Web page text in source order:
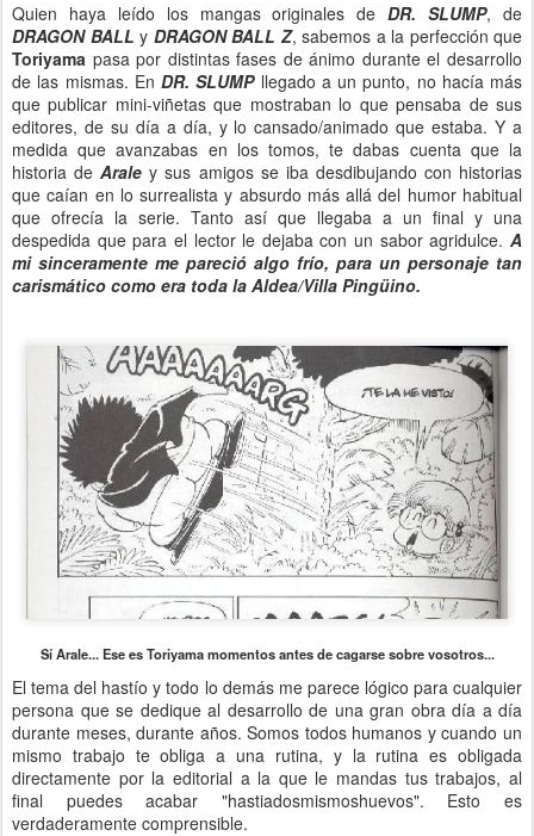
Quien haya leído los mangas originales deDR. SLUMP, de
DRAGON BALL y DRAGON BALL Z, sabemos a la perfección que
Toriyama pasa por distintas fases de ánimo durante el desarrollo
de las mismas. En DR. SLUMPllegado a un punto, no hacía más
que publicar mini-viñetas que mostraban lo que pensaba de sus
editores, de su día a día, y lo cansado/animado que estaba. Y a
medida que avanzabas en los tomos, te dabas cuenta que la
historia deAraley sus amigos se iba desdibujando con historias
que caían en lo surrealista y absurdo más allá del humor habitual
que ofrecía la serie. Tanto así que llegaba a un final y una
despedida que para el lector le dejaba con un sabor agridulce. A
mi sinceramente me pareció algo frío, para un personaje tan
carismático como era toda la Aldea/Villa Pingüino.
Sí Arale... Ese es Toriyama momentos antes de cagarse sobre vosotros...
El tema del hastío y todo lo demás me parece lógico para cualquier
persona que se dedique al desarrollo de una gran obra día a día
durante meses, durante años. Somos todos humanos y cuando un
mismo trabajo te obliga a una rutina, y la rutina es obligada
directamente por la editorial a la que le mandas tus trabajos, al
final puedes acabar "hastiadosmismoshuevos". Esto es
verdaderamente comprensible.